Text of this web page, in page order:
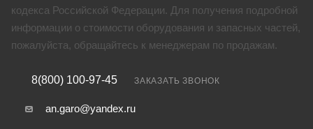
кодекса Российской Федерации. Для получения подробной
информации о стоимости оборудования и запасных частей,
пожалуйста, обращайтесь к менеджерам по продажам.
8(800) 100-97-45 ЗАКАЗАТЬ ЗВОНОК
an.garo@yandex.ru